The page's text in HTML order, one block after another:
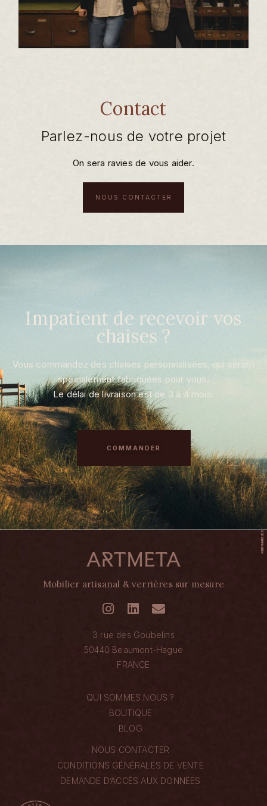
Contact
Parlez-nous de votre projet
On sera ravies de vous aider.
NOUS CONTACTER
Impatient de recevoir vos
chaises ?
Vous commandez des chaises personnalisées, qui seront
spécialement fabriquées pour vous.
Le délai de livraison est de 3 à 4 mois.
COMMANDER
Mobilier artisanal & verrières sur mesure
3 rue des Goubelins
50440 Beaumont-Hague
FRANCE
QUI SOMMES NOUS ?
BOUTIQUE
BLOG
NOUS CONTACTER
CONDITIONS GÉNÉRALES DE VENTE
DEMANDE D’ACCÈS AUX DONNÉES